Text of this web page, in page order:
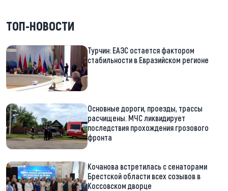
ТОП-НОВОСТИ
Турчин: ЕАЭС остается фактором
стабильности в Евразийском регионе
Основные дороги, проезды, трассы
расчищены. МЧС ликвидирует
последствия прохождения грозового
фронта
Кочанова встретилась с сенаторами
Брестской области всех созывов в
Коссовском дворце